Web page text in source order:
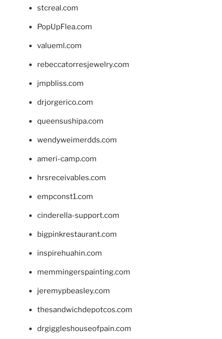
stcreal.com
PopUpFlea.com
valueml.com
rebeccatorresjewelry.com
jmpbliss.com
drjorgerico.com
queensushipa.com
wendyweimerdds.com
ameri-camp.com
hrsreceivables.com
empconst1.com
cinderella-support.com
bigpinkrestaurant.com
inspirehuahin.com
memmingerspainting.com
jeremypbeasley.com
thesandwichdepotcos.com
drgiggleshouseofpain.com